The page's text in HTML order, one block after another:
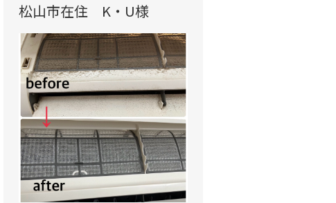
松山市在住 K・U様